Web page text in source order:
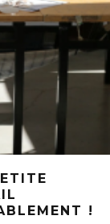
!